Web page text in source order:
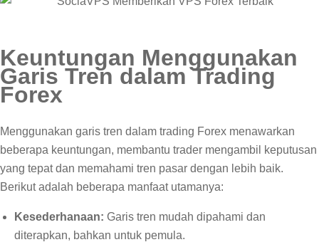
Keuntungan Menggunakan
Garis Tren dalam Trading
Forex
Menggunakan garis tren dalam trading Forex menawarkan
beberapa keuntungan, membantu trader mengambil keputusan
yang tepat dan memahami tren pasar dengan lebih baik.
Berikut adalah beberapa manfaat utamanya:
Kesederhanaan: Garis tren mudah dipahami dan
diterapkan, bahkan untuk pemula.